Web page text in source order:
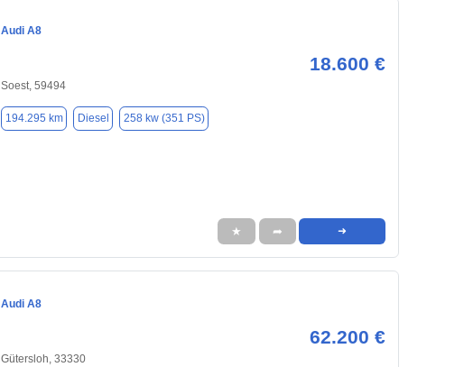
Audi A8
18.600 €
Soest, 59494
194.295 km Diesel 258 kw (351 PS)
★ ➦ ➜
Audi A8
62.200 €
Gütersloh, 33330